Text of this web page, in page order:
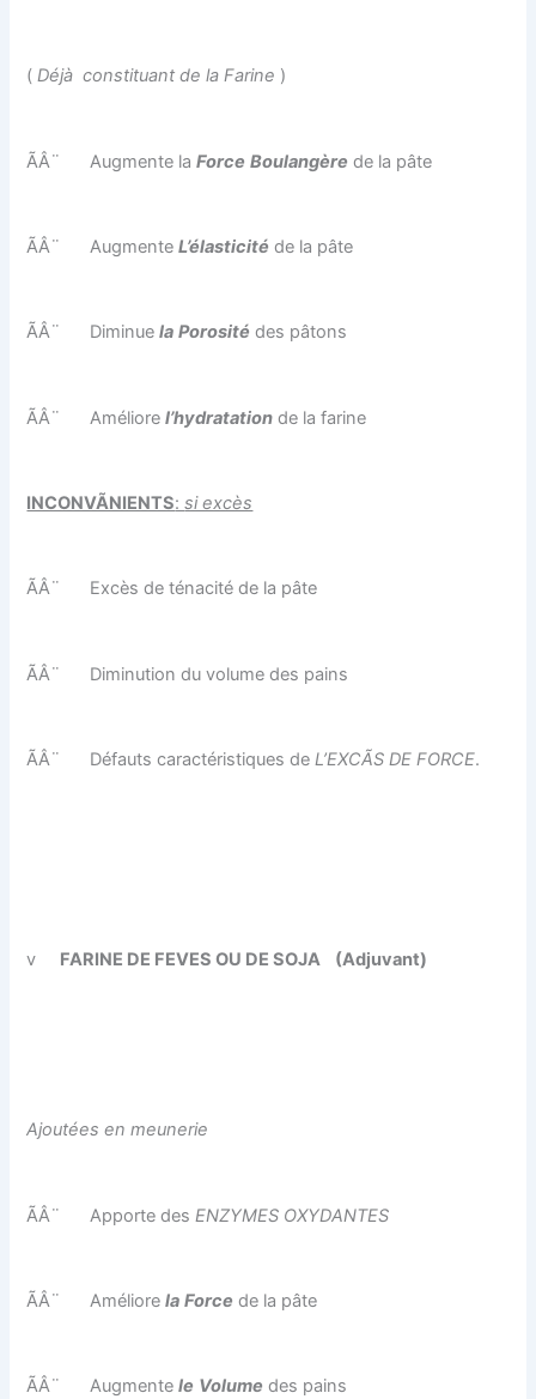
( Déjà constituant de la Farine )
ÃÂ¨ Augmente la Force Boulangère de la pâte
ÃÂ¨ Augmente L’élasticité de la pâte
ÃÂ¨ Diminuela Porosité des pâtons
ÃÂ¨ Améliorel’hydratation de la farine
INCONVÃNIENTS:si excès
ÃÂ¨ Excès de ténacité de la pâte
ÃÂ¨ Diminution du volume des pains
ÃÂ¨ Défauts caractéristiques de L’EXCÃS DE FORCE.
v FARINE DE FEVES OU DE SOJA (Adjuvant)
Ajoutées en meunerie
ÃÂ¨ Apporte desENZYMES OXYDANTES
ÃÂ¨ Améliorela Force de la pâte
ÃÂ¨ Augmentele Volume des pains